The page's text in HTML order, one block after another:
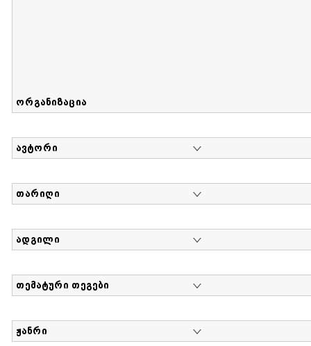
ორგანიზაცია
ავტორი
თარიღი
ადგილი
თემატური თეგები
ჟანრი